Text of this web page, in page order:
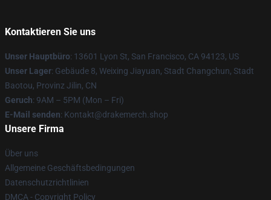
Kontaktieren Sie uns
Unser Hauptbüro: 13601 Lyon St, San Francisco, CA 94123, US
Unser Lager: Gebäude 8, Weixing Jiayuan, Stadt Changchun, Stadt
Baotou, Provinz Jilin, CN
Geruch: 9AM – 5PM (Mon – Fri)
E-Mail senden: Kontakt@drakemerch.shop
Unsere Firma
Über uns
Allgemeine Geschäftsbedingungen
Datenschutzrichtlinien
DMCA - Copyright Policy